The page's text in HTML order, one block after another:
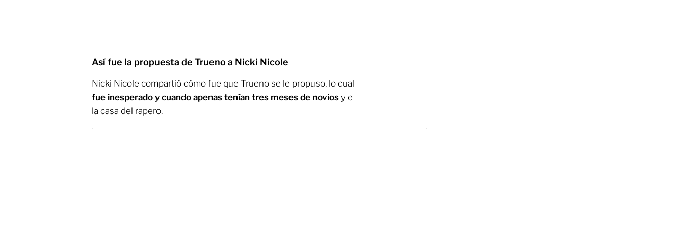
Así fue la propuesta de Trueno a Nicki Nicole
Nicki Nicole compartió cómo fue que Trueno se le propuso, lo cual
fue inesperado y cuando apenas tenían tres meses de novios y e
la casa del rapero.